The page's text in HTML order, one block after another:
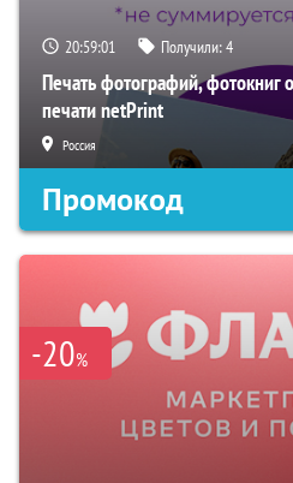
20:59:00 Получили:4
Печать фотографий, фотокниг
печати netPrint
Россия
Промокод
-20%